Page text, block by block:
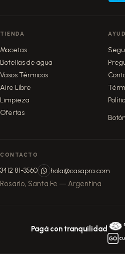
TIENDA
Macetas
Botellas de agua
Vasos Térmicos
Aire Libre
Limpieza
Ofertas
CONTACTO
3412 81-3560 hola@casapra.com
Rosario, Santa Fe — Argentina
Pagá con tranquilidad